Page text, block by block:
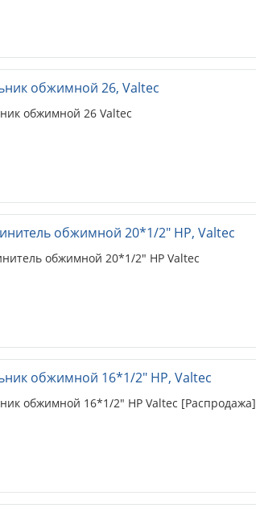
обжимной 26, Valtec
обжимной 26 Valtec
обжимной 20*1/2" НР, Valtec
обжимной 20*1/2" НР Valtec
обжимной 16*1/2" НР, Valtec
обжимной 16*1/2" НР Valtec [Распродажа]